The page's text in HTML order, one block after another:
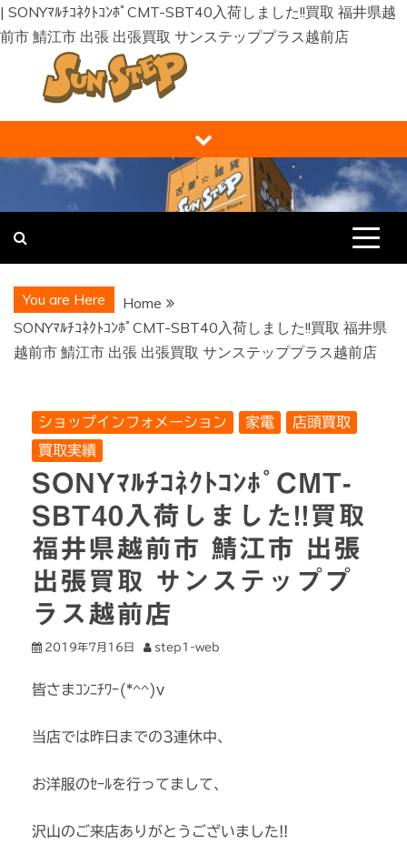
| SONYﾏﾙﾁｺﾈｸﾄｺﾝﾎﾟCMT-SBT40入荷しました!!買取 福井県越
前市 鯖江市 出張 出張買取 サンステッププラス越前店
to
content
福井の買取り・販売 サンステップ [
RECYCLE STORE ]
福井の買取販売ならサンステップへ。メンズ・レディース衣
類・ブランド品・バッグ・時計・家具・家電・ホビー・雑
You are Here
Home
SONYﾏﾙﾁｺﾈｸﾄｺﾝﾎﾟCMT-SBT40入荷しました!!買取 福井県
越前市 鯖江市 出張 出張買取 サンステッププラス越前店
ショップインフォメーション 家電
店頭買取
買取実績
SONYﾏﾙﾁｺﾈｸﾄｺﾝﾎﾟCMT-
SBT40入荷しました!!買取
福井県越前市 鯖江市 出張
出張買取 サンステッププ
ラス越前店
2019年7月16日 step1-web
皆さまｺﾝﾆﾁﾜｰ(*^^)v
当店では昨日までの3連休中、
お洋服のｾｰﾙを行ってまして、
沢山のご来店ありがとうございました!!